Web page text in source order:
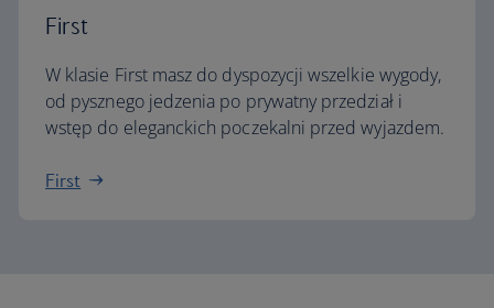
First
W klasie First masz do dyspozycji wszelkie wygody,
od pysznego jedzenia po prywatny przedział i
wstęp do eleganckich poczekalni przed wyjazdem.
First